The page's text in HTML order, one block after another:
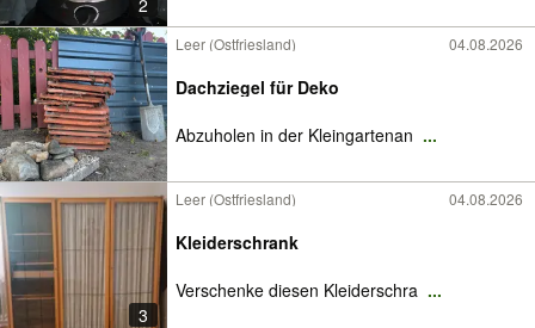
2
Leer (Ostfriesland) 04.08.2026
Dachziegel für Deko
Abzuholen in der Kleingartenan ...
3
Leer (Ostfriesland) 04.08.2026
Kleiderschrank
Verschenke diesen Kleiderschra ...